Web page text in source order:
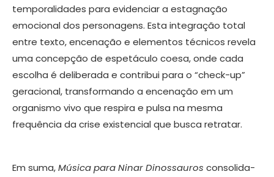
temporalidades para evidenciar a estagnação
emocional dos personagens. Esta integração total
entre texto, encenação e elementos técnicos revela
uma concepção de espetáculo coesa, onde cada
escolha é deliberada e contribui para o “check-up”
geracional, transformando a encenação em um
organismo vivo que respira e pulsa na mesma
frequência da crise existencial que busca retratar.
Em suma,Música para Ninar Dinossauros consolida-